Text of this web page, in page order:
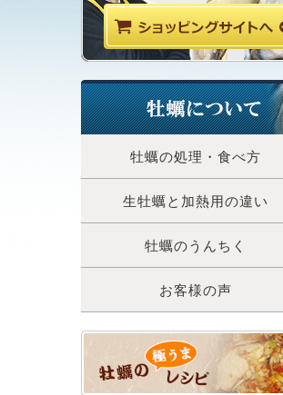
牡蠣の処理・食べ方
生牡蠣と加熱用の違い
牡蠣のうんちく
お客様の声